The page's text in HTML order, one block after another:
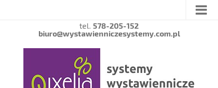
tel. 578-205-152
biuro@wystawienniczesystemy.com.pl